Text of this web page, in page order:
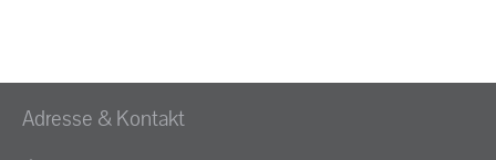
Adresse & Kontakt